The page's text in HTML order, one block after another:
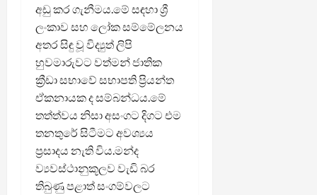
අඩු කර ගැනීමය.මේ සඳහා ශ්‍රී
ලංකාව සහ ලෝක සම්මේලනය
අතර සිඳු වූ විද්‍යුත් ලිපි
හුවමාරුවට වත්මන් ජාතික
ක්‍රීඩා සභාවේ සභාපති ප්‍රියන්ත
ඒකනායක ද සම්බන්ධය.මේ
තත්ත්වය නිසා අසංගට දිගට එම
තනතුරේ සිටීමට අවශ්‍යය
ප්‍රසාදය නැති විය.මන්ද
ව්‍යවස්ථානුකූලව වැඩි බර
තිබුණු පළාත් සංගම්වලට